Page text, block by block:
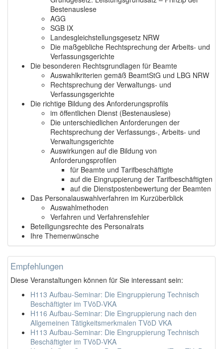
Bestenauslese
AGG
SGB IX
Landesgleichstellungsgesetz NRW
Die maßgebliche Rechtsprechung der Arbeits- und
Verfassungsgerichte
Die besonderen Rechtsgrundlagen für Beamte
Auswahlkriterien gemäß BeamtStG und LBG NRW
Rechtsprechung der Verwaltungs- und
Verfassungsgerichte
Die richtige Bildung des Anforderungsprofils
im öffentlichen Dienst (Bestenauslese)
Die unterschiedlichen Anforderungen der
Rechtsprechung der Verfassungs-, Arbeits- und
Verwaltungsgerichte
Auswirkungen auf die Bildung von
Anforderungsprofilen
für Beamte und Tarifbeschäftigte
auf die Eingruppierung der Tarifbeschäftigten
auf die Dienstpostenbewertung der Beamten
Das Personalauswahlverfahren im Kurzüberblick
Auswahlmethoden
Verfahren und Verfahrensfehler
Beteiligungsrechte des Personalrats
Ihre Themenwünsche
Empfehlungen
Diese Veranstaltungen können für Sie interessant sein:
H113 Aufbau-Seminar: Die Eingruppierung Technisch
Beschäftigter im TVöD-VKA
H116 Aufbau-Seminar: Die Eingruppierung nach den
Allgemeinen Tätigkeitsmerkmalen TVöD VKA
H113 Aufbau-Seminar: Die Eingruppierung Technisch
Beschäftigter im TVöD-VKA